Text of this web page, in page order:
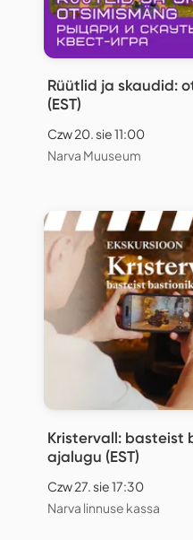
Rüütlid ja skaudid:
(EST)
Czw 20. sie 11:00
Narva Muuseum
Kristervall: basteist
ajalugu (EST)
Czw 27. sie 17:30
Narva linnuse kassa